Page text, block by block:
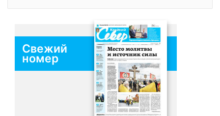
Свежий
номер